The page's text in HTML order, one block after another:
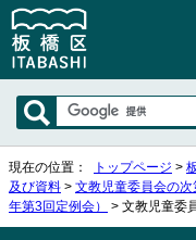
現在の位置： トップページ >
及び資料 > 文教児童委員会の次
年第3回定例会）
> 文教児童委